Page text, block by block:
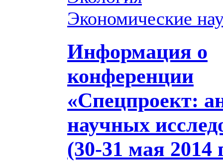
Экономические
Информация о
конференции
«Спецпроект:
научных
(30-31 мая 2014